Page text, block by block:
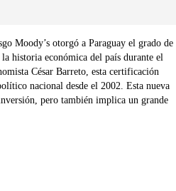
Moody’s otorgó a Paraguay el grado de
historia económica del país durante el
César Barreto, esta certificación
nacional desde el 2002. Esta nueva
pero también implica un grande